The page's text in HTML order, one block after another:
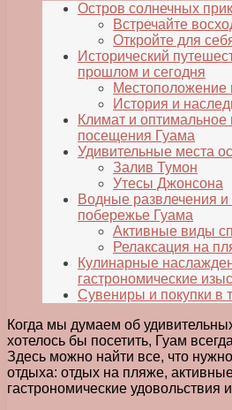
Остров солнечных
Встречайте
Откройте для
Исторический
прошлом и сегодня
Местоположение
История и
Климат и оптимальное
посещения Гуама
Удивительные места
Залив Тумон
Утесы Джонсона
Водные развлечения и
побережье Гуама
Активные виды
Релаксация на
Кулинарные
гастрономические
Сувениры и покупки в
Когда мы думаем об
хотелось бы посетить, Гуам
Здесь можно найти все, что
отдыха: отдых на пляже,
гастрономические удовольствия